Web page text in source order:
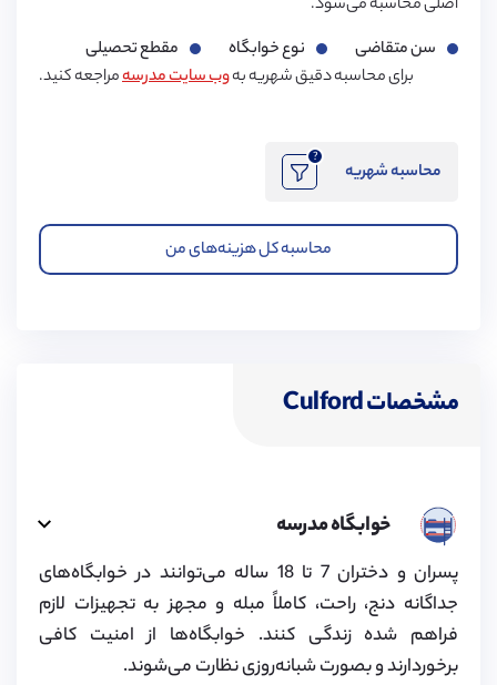
اصلی محاسبه می‌شود.
سن متقاضی
نوع خوابگاه
مقطع تحصیلی
برای محاسبه دقیق شهریه بهوب سایت مدرسهمراجعه کنید.
محاسبه شهریه
?
محاسبه کل هزینه‌های من
مشخصات Culford
خوابگاه مدرسه
پسران و دختران 7 تا 18 ساله می‌توانند در خوابگاه‌های
جداگانه دنج، راحت، کاملاً مبله و مجهز به تجهیزات لازم
فراهم شده زندگی کنند. خوابگاه‌ها از امنیت کافی
برخوردارند و بصورت شبانه‌روزی نظارت می‌شوند.